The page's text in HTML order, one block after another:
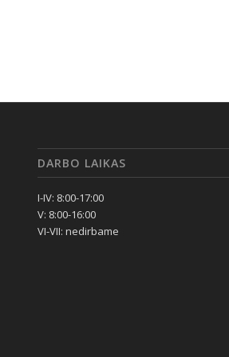
DARBO LAIKAS
I-IV: 8:00-17:00
V: 8:00-16:00
VI-VII: nedirbame